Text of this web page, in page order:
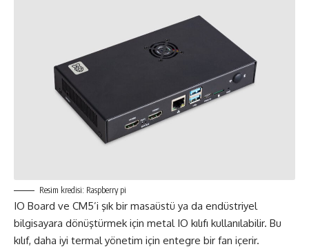
Resim kredisi: Raspberry pi
IO Board ve CM5’i şık bir masaüstü ya da endüstriyel
bilgisayara dönüştürmek için metal IO kılıfı kullanılabilir. Bu
kılıf, daha iyi termal yönetim için entegre bir fan içerir.